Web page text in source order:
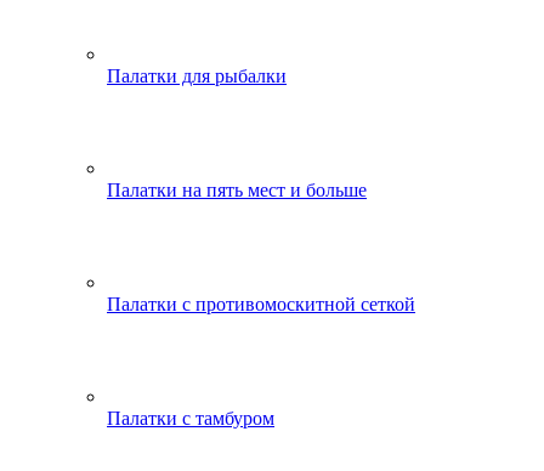
Палатки для рыбалки
Палатки на пять мест и больше
Палатки с противомоскитной сеткой
Палатки с тамбуром